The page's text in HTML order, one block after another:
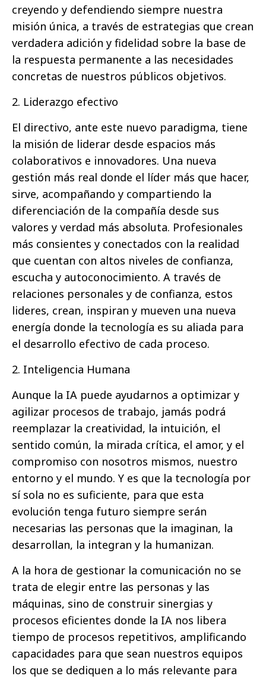
creyendo y defendiendo siempre nuestra
misión única, a través de estrategias que crean
verdadera adición y fidelidad sobre la base de
la respuesta permanente a las necesidades
concretas de nuestros públicos objetivos.
2. Liderazgo efectivo
El directivo, ante este nuevo paradigma, tiene
la misión de liderar desde espacios más
colaborativos e innovadores. Una nueva
gestión más real donde el líder más que hacer,
sirve, acompañando y compartiendo la
diferenciación de la compañía desde sus
valores y verdad más absoluta. Profesionales
más consientes y conectados con la realidad
que cuentan con altos niveles de confianza,
escucha y autoconocimiento. A través de
relaciones personales y de confianza, estos
lideres, crean, inspiran y mueven una nueva
energía donde la tecnología es su aliada para
el desarrollo efectivo de cada proceso.
2. Inteligencia Humana
Aunque la IA puede ayudarnos a optimizar y
agilizar procesos de trabajo, jamás podrá
reemplazar la creatividad, la intuición, el
sentido común, la mirada crítica, el amor, y el
compromiso con nosotros mismos, nuestro
entorno y el mundo. Y es que la tecnología por
sí sola no es suficiente, para que esta
evolución tenga futuro siempre serán
necesarias las personas que la imaginan, la
desarrollan, la integran y la humanizan.
A la hora de gestionar la comunicación no se
trata de elegir entre las personas y las
máquinas, sino de construir sinergias y
procesos eficientes donde la IA nos libera
tiempo de procesos repetitivos, amplificando
capacidades para que sean nuestros equipos
los que se dediquen a lo más relevante para